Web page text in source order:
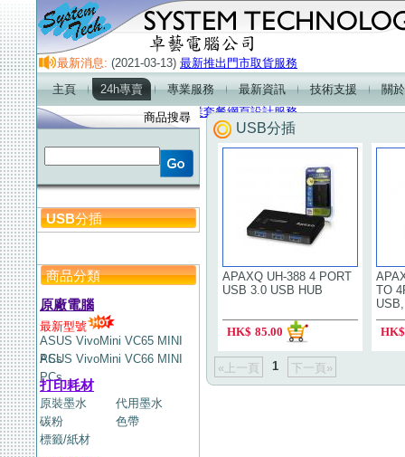
最新消息: (2021-03-13) 最新推出門市取貨服務
(2021-01-01)
(2018-01-01)最新產品-2.1超重低音喇叭
(2018-01-01)企業套餐網頁設計服務
主頁 24h專賣 專業服務 最新資訊 技術支援 關
商品搜尋
USB分插
商品分類
原廠電腦
最新型號
ASUS VivoMini VC65 MINI
PCs
ASUS VivoMini VC66 MINI
PCs
打印耗材
原裝墨水
代用墨水
碳粉
色帶
標籤/紙材
USB分插
APAXQ UH-388 4 PORT
USB 3.0 USB HUB
HK$ 85.00
TO
HK$
«上一頁 1 下一頁»